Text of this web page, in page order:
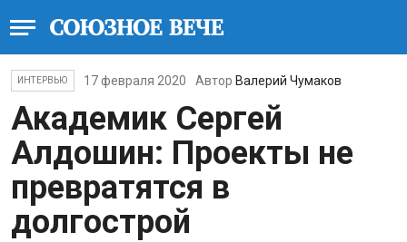
ИНТЕРВЬЮ 17 февраля 2020 Автор Валерий Чумаков
Академик Сергей
Алдошин: Проекты не
превратятся в
долгострой